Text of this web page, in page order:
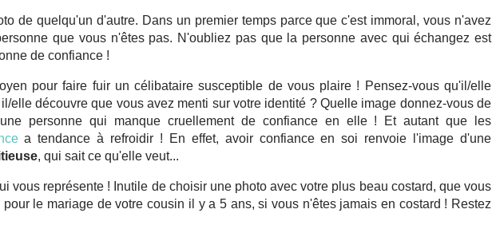
de quelqu'un d'autre. Dans un premier temps parce que c'est immoral, vous n'avez
que vous n'êtes pas. N'oubliez pas que la personne avec qui échangez est
de confiance !
pour faire fuir un célibataire susceptible de vous plaire ! Pensez-vous qu'il/elle
elle découvre que vous avez menti sur votre identité ? Quelle image donnez-vous de
personne qui manque cruellement de confiance en elle ! Et autant que les
a tendance à refroidir ! En effet, avoir confiance en soi renvoie l'image d'une
, qui sait ce qu'elle veut...
vous représente ! Inutile de choisir une photo avec votre plus beau costard, que vous
le mariage de votre cousin il y a 5 ans, si vous n'êtes jamais en costard ! Restez